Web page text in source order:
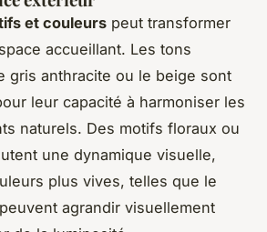
et couleurs peut transformer
accueillant. Les tons
gris anthracite ou le beige sont
leur capacité à harmoniser les
naturels. Des motifs floraux ou
une dynamique visuelle,
plus vives, telles que le
agrandir visuellement